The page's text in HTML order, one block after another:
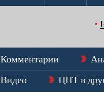
Комментарии
Видео
ЦПТ в